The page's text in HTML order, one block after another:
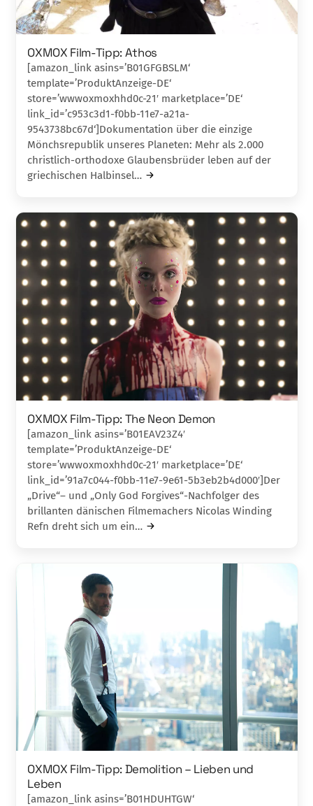
OXMOX Film-Tipp: Athos
[amazon_link asins=’B01GFGBSLM‘
template=’ProduktAnzeige-DE‘
store=’wwwoxmoxhhd0c-21′ marketplace=’DE‘
link_id=’c953c3d1-f0bb-11e7-a21a-
9543738bc67d‘]Dokumentation über die einzige
Mönchsrepublik unseres Planeten: Mehr als 2.000
christlich-orthodo­xe Glaubensbrüder leben auf der
griechischen Halb­insel…
OXMOX Film-Tipp: The Neon Demon
[amazon_link asins=’B01EAV23Z4′
template=’ProduktAnzeige-DE‘
store=’wwwoxmoxhhd0c-21′ marketplace=’DE‘
link_id=’91a7c044-f0bb-11e7-9e61-5b3eb2b4d000′]Der
„Drive“– und „Only God Forgives“-Nachfol­ger des
brillanten dänischen Filmemachers Nicolas Winding
Refn dreht sich um ein…
OXMOX Film-Tipp: Demolition – Lieben und
Leben
[amazon_link asins=’B01HDUHTGW‘